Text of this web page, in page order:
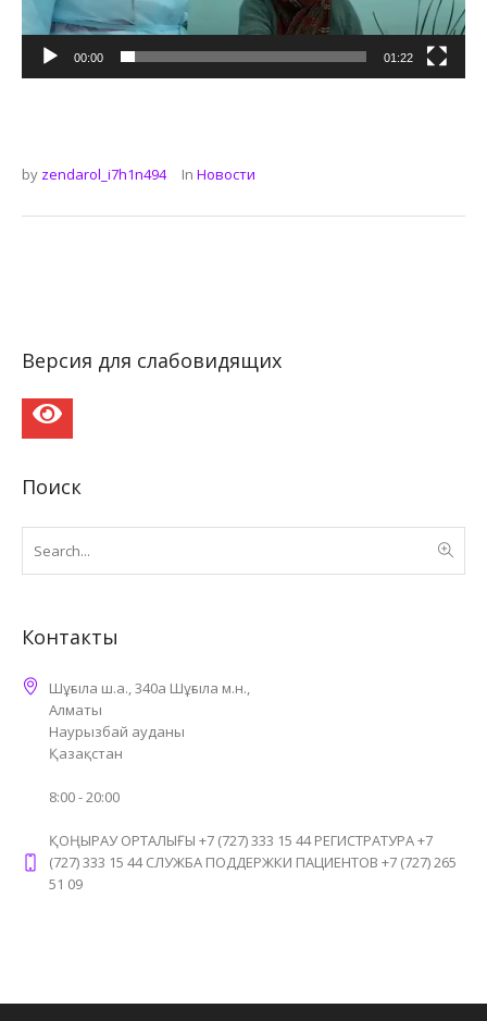
00:00 01:22
by zendarol_i7h1n494 In Новости
Версия для слабовидящих
Поиск
Контакты
Шұғыла ш.а., 340а Шұғыла м.н.,
Алматы
Наурызбай ауданы
Қазақстан
8:00 - 20:00
ҚОҢЫРАУ ОРТАЛЫҒЫ +7 (727) 333 15 44 РЕГИСТРАТУРА +7
(727) 333 15 44 СЛУЖБА ПОДДЕРЖКИ ПАЦИЕНТОВ +7 (727) 265
51 09